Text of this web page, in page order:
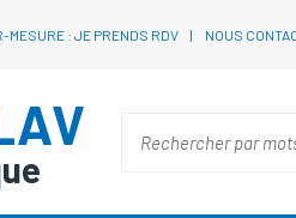
MESURE : JE PRENDS RDV NOUS